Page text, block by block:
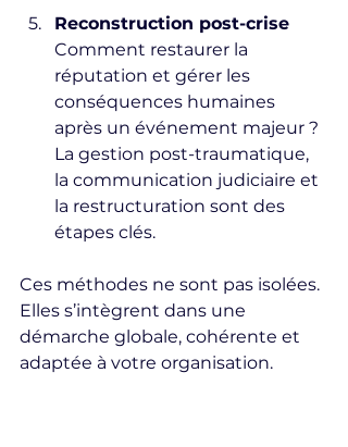
Reconstruction post-crise
Comment restaurer la
réputation et gérer les
conséquences humaines
après un événement majeur ?
La gestion post-traumatique,
la communication judiciaire et
la restructuration sont des
étapes clés.
Ces méthodes ne sont pas isolées.
Elles s’intègrent dans une
démarche globale, cohérente et
adaptée à votre organisation.